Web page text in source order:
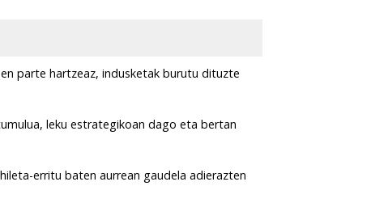
parte hartzeaz, indusketak burutu dituzte
leku estrategikoan dago eta bertan
erritu baten aurrean gaudela adierazten